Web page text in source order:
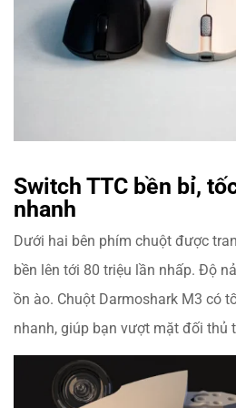
Switch TTC bền bỉ,
nhanh
Dưới hai bên phím chuột được
bền lên tới 80 triệu lần nhấp. Độ
ồn ào. Chuột Darmoshark M3 có
nhanh, giúp bạn vượt mặt đối thủ